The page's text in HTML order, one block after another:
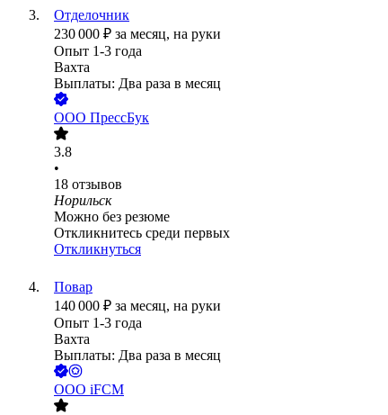
Отделочник
230 000 ₽ за месяц, на руки
Опыт 1-3 года
Вахта
Выплаты: Два раза в месяц
ООО ПрессБук
3.8
•
18 отзывов
Норильск
Можно без резюме
Откликнитесь среди первых
Откликнуться
Повар
140 000 ₽ за месяц, на руки
Опыт 1-3 года
Вахта
Выплаты: Два раза в месяц
ООО iFCM